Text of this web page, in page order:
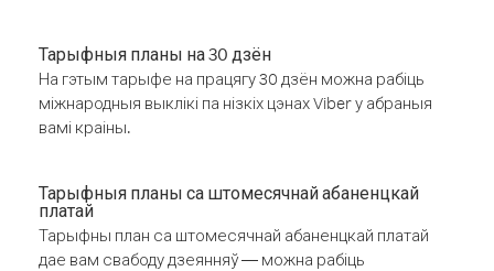
Тарыфныя планы на 30 дзён
На гэтым тарыфе на працягу 30 дзён можна рабіць
міжнародныя выклікі па нізкіх цэнах Viber у абраныя
вамі краіны.
Тарыфныя планы са штомесячнай абаненцкай
платай
Тарыфны план са штомесячнай абаненцкай платай
дае вам свабоду дзеянняў — можна рабіць